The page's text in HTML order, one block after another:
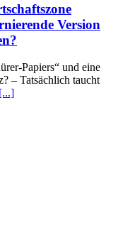
Version
Papiers“ und eine
– Tatsächlich taucht
[...]